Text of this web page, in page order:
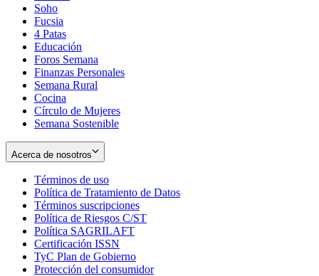
Soho
in
new
window
Fucsia
in
new
window
4 Patas
Educación
Foros Semana
Finanzas Personales
Semana Rural
Cocina
Círculo de Mujeres
Semana Sostenible
Acerca de nosotros
Términos de uso
in
new
window
Política de Tratamiento de Datos
Términos suscripciones
in
Política de Riesgos C/ST
Política SAGRILAFT
new
window
Certificación ISSN
in
new
TyC Plan de Gobierno
in
Protección del consumidorOpens